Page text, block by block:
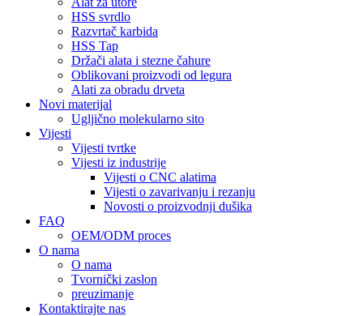
HSS svrdlo
Razvrtač karbida
HSS Tap
Držači alata i stezne čahure
Oblikovani proizvodi od legura
Alati za obradu drveta
Novi materijal
Ugljično molekularno sito
Vijesti
Vijesti tvrtke
Vijesti iz industrije
Vijesti o CNC alatima
Vijesti o zavarivanju i rezanju
Novosti o proizvodnji dušika
FAQ
OEM/ODM proces
O nama
O nama
Tvornički zaslon
preuzimanje
Kontaktirajte nas